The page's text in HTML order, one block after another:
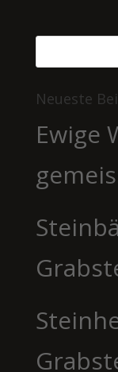
Neueste
Ewige